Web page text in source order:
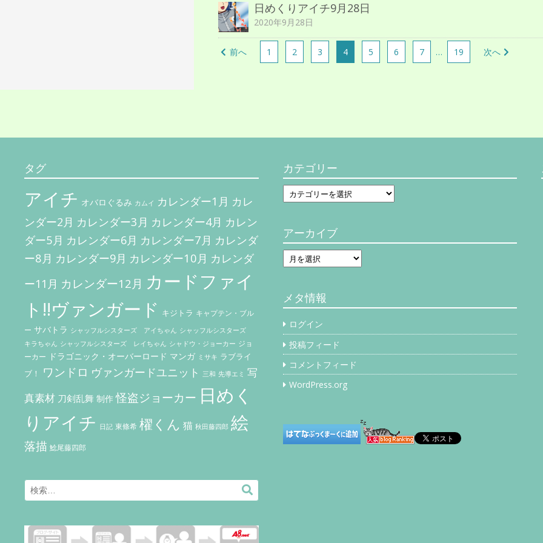
日めくりアイチ9月28日
2020年9月28日
投
ー
ョ
ン
前へ 1 2 3 4 5 6 7 … 19 次へ
タグ
アイチ オバロぐるみ カムイ カレンダー1月 カレ
ンダー2月 カレンダー3月 カレンダー4月 カレン
ダー5月 カレンダー6月 カレンダー7月 カレンダ
ー8月 カレンダー9月 カレンダー10月 カレンダ
ー11月 カレンダー12月 カードファイ
ト!!ヴァンガード キジトラ キャプテン・ブル
ー サバトラ シャッフルシスターズ アイちゃん シャッフルシスターズ
キラちゃん シャッフルシスターズ レイちゃん シャドウ・ジョーカー ジョ
ーカー ドラゴニック・オーバーロード マンガ ミサキ ラブライ
ブ！
ワンドロ ヴァンガードユニット 三和 先導エミ 写
真素材 刀剣乱舞 制作 怪盗ジョーカー 日めく
りアイチ 日記 東條希 櫂くん 猫 秋田藤四郎 絵
落描 鯰尾藤四郎
Search
for:
索…
カテゴリー
カ
テ
リ
ー
アーカイブ
ー
イ
ブ
メタ情報
ログイン
投稿フィード
コメントフィード
WordPress.org